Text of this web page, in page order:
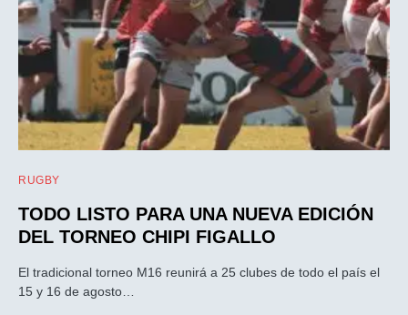
RUGBY
TODO LISTO PARA UNA NUEVA EDICIÓN
DEL TORNEO CHIPI FIGALLO
El tradicional torneo M16 reunirá a 25 clubes de todo el país el
15 y 16 de agosto…